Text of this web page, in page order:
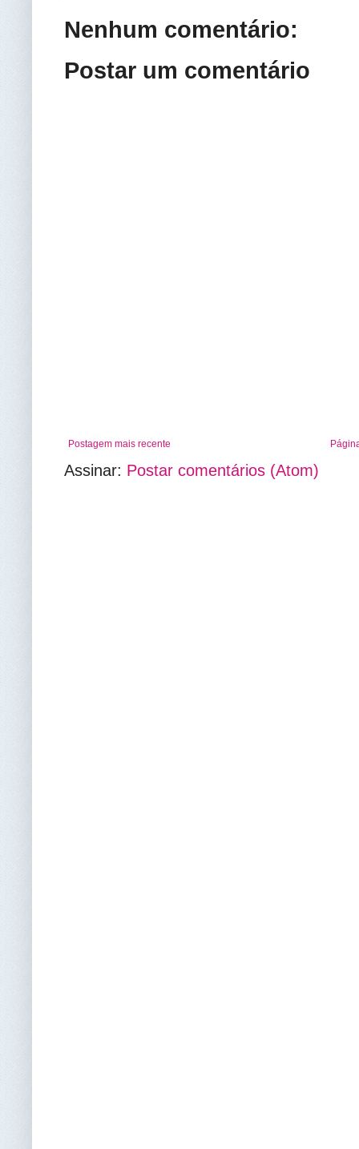
Nenhum comentário:
Postar um comentário
Postagem mais recente
Assinar: Postar comentários (Atom)